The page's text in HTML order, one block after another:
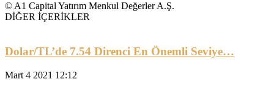
© A1 Capital Yatırım Menkul Değerler A.Ş.
DİĞER İÇERİKLER
Dolar/TL’de 7.54 Direnci En Önemli Seviye…
Mart 4 2021 12:12